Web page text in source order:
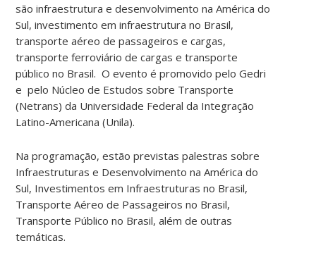
são infraestrutura e desenvolvimento na América do
Sul, investimento em infraestrutura no Brasil,
transporte aéreo de passageiros e cargas,
transporte ferroviário de cargas e transporte
público no Brasil.O evento é promovido peloGedri
e pelo Núcleo de Estudos sobre Transporte
(Netrans) da Universidade Federal da Integração
Latino-Americana (Unila).
Na programação, estão previstas palestras sobre
Infraestruturas e Desenvolvimento na América do
Sul, Investimentos em Infraestruturas no Brasil,
Transporte Aéreo de Passageiros no Brasil,
Transporte Público no Brasil, além de outras
temáticas.